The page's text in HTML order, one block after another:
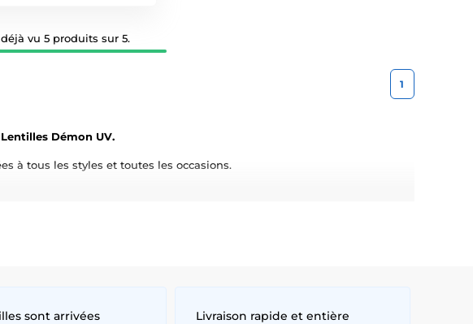
vu 5 produits sur 5.
1
Démon UV.
à tous les styles et toutes les occasions.
sont arrivées
Livraison rapide et entière